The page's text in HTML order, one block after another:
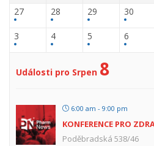
27 28 29 30
3 4 5 6
Události pro Srpen 8
6:00 am - 9:00 pm
KONFERENCE PRO
Poděbradská 538/46